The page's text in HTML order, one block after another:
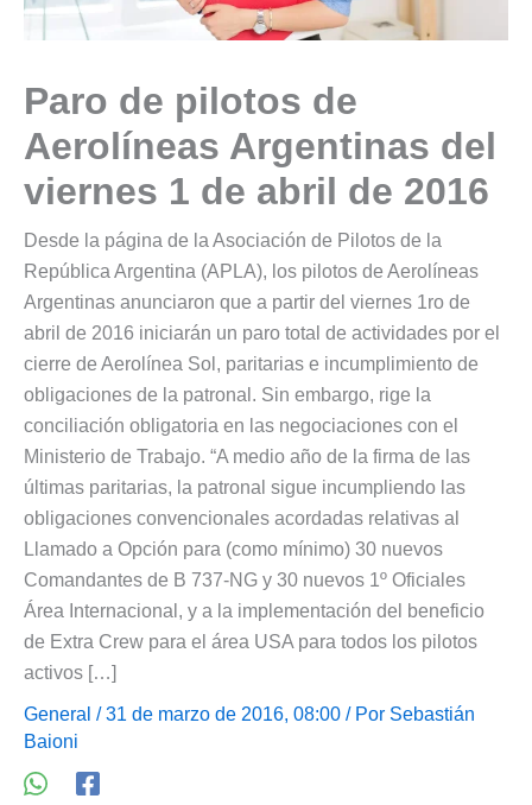
Paro de pilotos de
Aerolíneas Argentinas del
viernes 1 de abril de 2016
Desde la página de la Asociación de Pilotos de la
República Argentina (APLA), los pilotos de Aerolíneas
Argentinas anunciaron que a partir del viernes 1ro de
abril de 2016 iniciarán un paro total de actividades por el
cierre de Aerolínea Sol, paritarias e incumplimiento de
obligaciones de la patronal. Sin embargo, rige la
conciliación obligatoria en las negociaciones con el
Ministerio de Trabajo. “A medio año de la firma de las
últimas paritarias, la patronal sigue incumpliendo las
obligaciones convencionales acordadas relativas al
Llamado a Opción para (como mínimo) 30 nuevos
Comandantes de B 737-NG y 30 nuevos 1º Oficiales
Área Internacional, y a la implementación del beneficio
de Extra Crew para el área USA para todos los pilotos
activos […]
General / 31 de marzo de 2016, 08:00 / Por Sebastián
Baioni